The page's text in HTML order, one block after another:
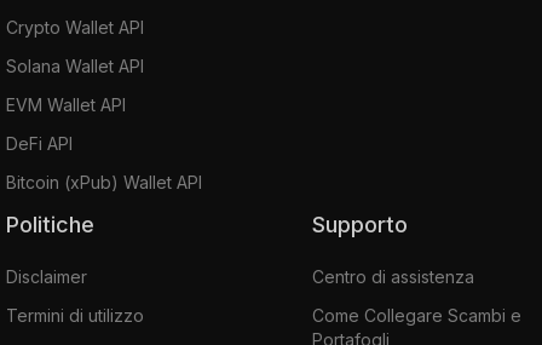
Crypto Wallet API
Solana Wallet API
EVM Wallet API
DeFi API
Bitcoin (xPub) Wallet API
Politiche
Disclaimer
Termini di utilizzo
Supporto
Centro di assistenza
Come Collegare Scambi e
Portafogli